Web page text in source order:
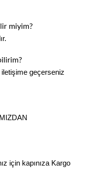
miyim?
iletişime geçerseniz
için kapınıza Kargo